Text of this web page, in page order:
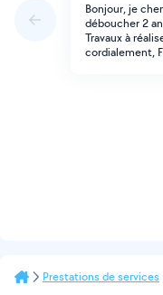
Bonjour, je
déboucher 2
Travaux à
cordialement,
Prestations de services